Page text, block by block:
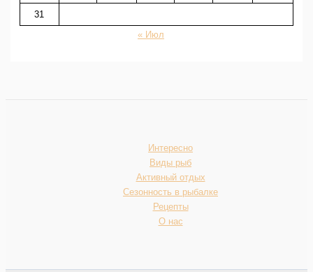
31
« Июл
Интересно
Виды рыб
Активный отдых
Сезонность в рыбалке
Рецепты
О нас